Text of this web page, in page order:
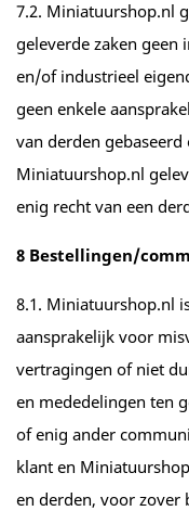
7.2. Miniatuurshop.nl
geleverde zaken geen
en/of industrieel
geen enkele
van derden
Miniatuurshop.nl
enig recht van een
8 Bestellingen/
8.1. Miniatuurshop.nl
aansprakelijk voor
vertragingen of niet
en mededelingen ten
of enig ander
klant en
en derden, voor zover